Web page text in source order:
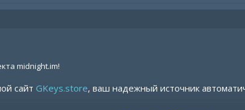
midnight.im!
сайт GKeys.store, ваш надежный источник